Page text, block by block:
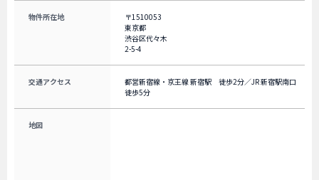
物件所在地
〒1510053
東京都
渋谷区代々木
2-5-4
交通アクセス
都営新宿線・京王線 新宿駅 徒歩2分／JR 新宿駅南口
徒歩5分
地図